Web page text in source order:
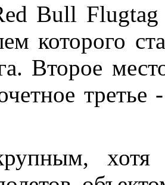
Bull Flugtag
которого
Второе
третье
хотя